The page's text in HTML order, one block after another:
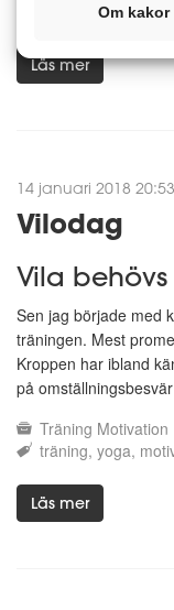
lchfrockar lugn
Läs mer
14 januari 2018 20:53
Vilodag
Vila
Sen jag började med
träningen. Mest
Kroppen har ibland
på
Träning Motivation
träning yoga
Läs mer
Om kakor